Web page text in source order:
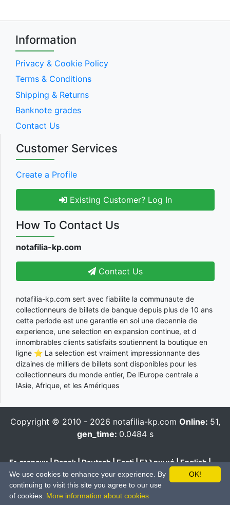
Information
Privacy & Cookie Policy
Terms & Conditions
Shipping & Returns
Banknote grades
Contact Us
Customer Services
Create a Profile
Existing Customer? Log In
How To Contact Us
notafilia-kp.com
Contact Us
notafilia-kp.com sert avec fiabilite la communaute de
collectionneurs de billets de banque depuis plus de 10 ans
cette periode est une garantie en soi une decennie de
experience, une selection en expansion continue, et d
innombrables clients satisfaits soutiennent la boutique en
ligne ⭐ La selection est vraiment impressionnante des
dizaines de milliers de billets sont disponibles pour les
collectionneurs du monde entier, De lEurope centrale a
lAsie, Afrique, et les Amériques
Copyright © 2010 - 2026 notafilia-kp.com Online: 51,
gen_time: 0.0484 s
Български|Dansk|Deutsch|Eesti|Ελληνικά|English|
Español|Français|Hrvatski|Italiano|Latviešu Lietuvių
Magyar|Nederlands|Polski|Português|Română|Pусский
Slovenčina|Slovenski|Suomi| Svenska
OK!
We use cookies to enhance your experience. By
continuing to visit this site you agree to our use
of cookies. More information about cookies